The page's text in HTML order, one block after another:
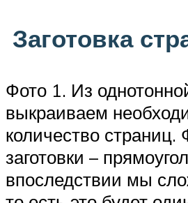
Заготовка
Фото 1. Из
выкраиваем
количество страниц.
заготовки –
впоследствии мы